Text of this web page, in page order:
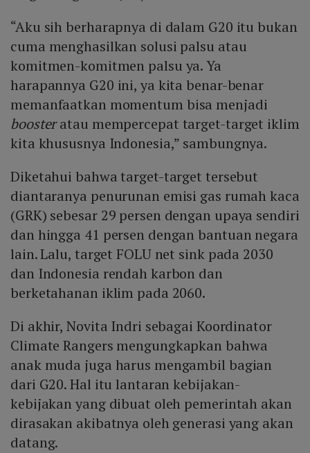
“Aku sih berharapnya di dalam G20 itu bukan
cuma menghasilkan solusi palsu atau
komitmen-komitmen palsu ya. Ya
harapannya G20 ini, ya kita benar-benar
memanfaatkan momentum bisa menjadi
boosteratau mempercepat target-target iklim
kita khususnya Indonesia,” sambungnya.
Diketahui bahwa target-target tersebut
diantaranya penurunan emisi gas rumah kaca
(GRK) sebesar 29 persen dengan upaya sendiri
dan hingga 41 persen dengan bantuan negara
lain. Lalu, target FOLU net sink pada 2030
dan Indonesia rendah karbon dan
berketahanan iklim pada 2060.
Di akhir, Novita Indri sebagai Koordinator
Climate Rangers mengungkapkan bahwa
anak muda juga harus mengambil bagian
dari G20. Hal itu lantaran kebijakan-
kebijakan yang dibuat oleh pemerintah akan
dirasakan akibatnya oleh generasi yang akan
datang.